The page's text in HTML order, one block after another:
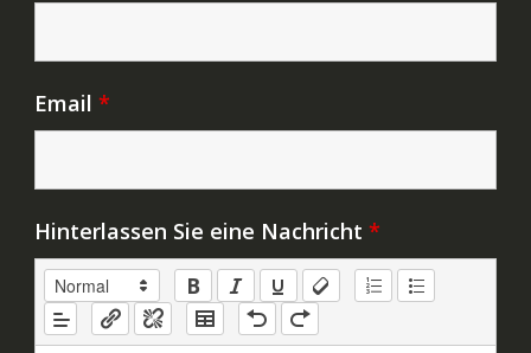
Email *
Hinterlassen Sie eine Nachricht *